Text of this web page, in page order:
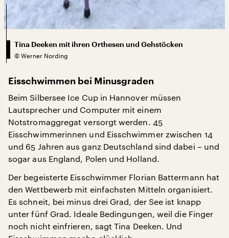
Tina Deeken mit ihren Orthesen und Gehstöcken
© Werner Nording
Eisschwimmen bei Minusgraden
Beim Silbersee Ice Cup in Hannover müssen
Lautsprecher und Computer mit einem
Notstromaggregat versorgt werden. 45
Eisschwimmerinnen und Eisschwimmer zwischen 14
und 65 Jahren aus ganz Deutschland sind dabei – und
sogar aus England, Polen und Holland.
Der begeisterte Eisschwimmer Florian Battermann hat
den Wettbewerb mit einfachsten Mitteln organisiert.
Es schneit, bei minus drei Grad, der See ist knapp
unter fünf Grad. Ideale Bedingungen, weil die Finger
noch nicht einfrieren, sagt Tina Deeken. Und